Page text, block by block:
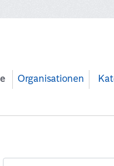
Organisationen